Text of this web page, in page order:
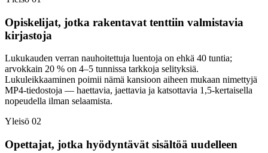
Opiskelijat, jotka rakentavat tenttiin valmistavia
kirjastoja
Lukukauden verran nauhoitettuja luentoja on ehkä 40 tuntia;
arvokkain 20 % on 4–5 tunnissa tarkkoja selityksiä.
Lukuleikkaaminen poimii nämä kansioon aiheen mukaan nimettyjä
MP4-tiedostoja — haettavia, jaettavia ja katsottavia 1,5-kertaisella
nopeudella ilman selaamista.
Yleisö 02
Opettajat, jotka hyödyntävät sisältöä uudelleen